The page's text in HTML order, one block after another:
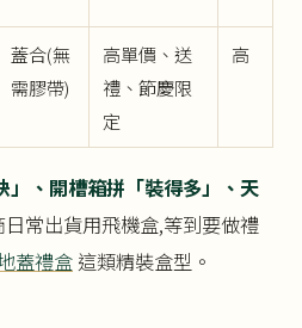
蓋合(無
需膠帶)
高單價、送
禮、節慶限
定
高
」、開槽箱拼「裝得多」、天
日常出貨用飛機盒,等到要做禮
蓋禮盒 這類精裝盒型。